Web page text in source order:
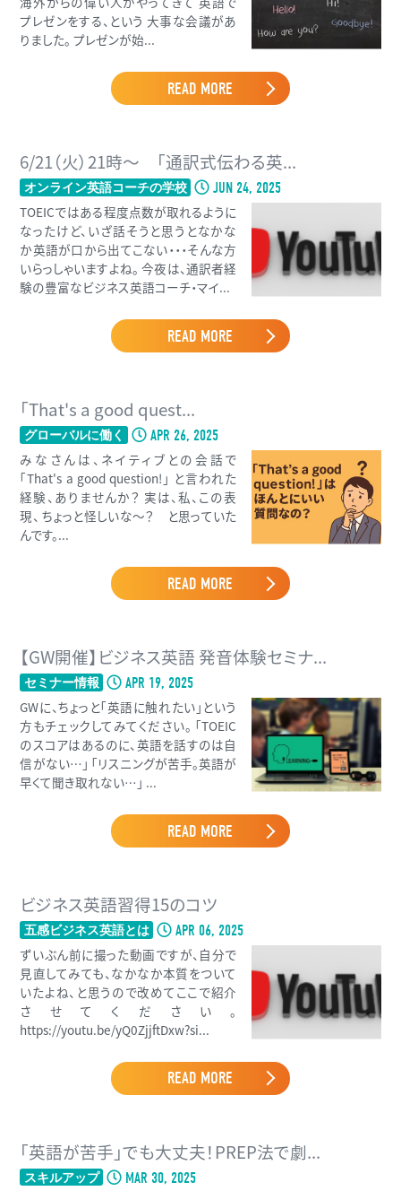
プレゼンをする、という 大事な会議があ
りました。 プレゼンが始...
READ MORE
6/21（火）21時〜 「通訳式伝わる英...
オンライン英語コーチの学校 JUN 24, 2025
TOEICではある程度点数が取れるように
なったけど、いざ話そうと思うとなかな
か英語が口から出てこない・・・そんな方
いらっしゃいますよね。 今夜は、通訳者経
験の豊富なビジネス英語コーチ・マイ...
READ MORE
「That's a good quest...
グローバルに働く APR 26, 2025
みなさんは、ネイティブとの会話で
「That's a good question!」 と言われた
経験、ありませんか？ 実は、私、この表
現、 ちょっと怪しいな〜？ と思っていた
んです。...
READ MORE
【GW開催】ビジネス英語 発音体験セミナ...
セミナー情報 APR 19, 2025
GWに、ちょっと「英語に触れたい」という
方もチェックしてみてください。 「TOEIC
のスコアはあるのに、英語を話すのは自
信がない…」 「リスニングが苦手。英語が
早くて聞き取れない…」 ...
READ MORE
ビジネス英語習得15のコツ
五感ビジネス英語とは APR 06, 2025
ずいぶん前に撮った動画ですが、自分で
見直してみても、なかなか本質をついて
いたよね、と思うので改めてここで紹介
させてください。
https://youtu.be/yQ0ZjjftDxw?si...
READ MORE
「英語が苦手」でも大丈夫！PREP法で劇...
スキルアップ MAR 30, 2025